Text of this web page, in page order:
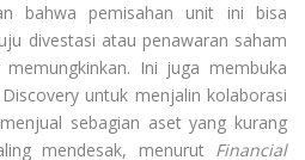
bahwa pemisahan unit ini bisa
divestasi atau penawaran saham
Ini juga membuka
untuk menjalin kolaborasi
sebagian aset yang kurang
mendesak, menurut Financial